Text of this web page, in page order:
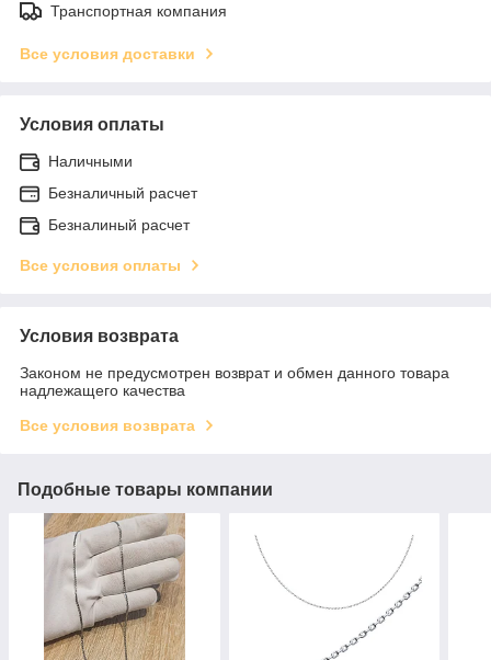
Транспортная компания
Все условия доставки
Условия оплаты
Наличными
Безналичный расчет
Безналиный расчет
Все условия оплаты
Условия возврата
Законом не предусмотрен возврат и обмен данного товара
надлежащего качества
Все условия возврата
Подобные товары компании